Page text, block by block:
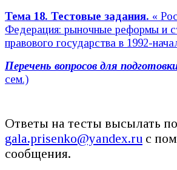
Тема 18. Тестовые задания. «
Федерация: рыночные реформы и
правового государства в 1992-
Перечень вопросов для
сем.)
Ответы на тесты высылать
gala.prisenko@yandex.ru c
сообщения.